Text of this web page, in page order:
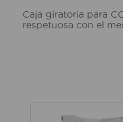
Caja giratoria para
respetuosa con el